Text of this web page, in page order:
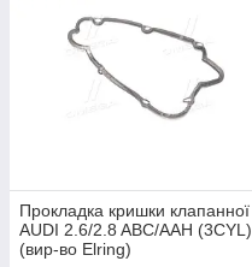
Прокладка кришки клапанної
AUDI 2.6/2.8 ABC/AAH (3CYL)
(вир-во Elring)